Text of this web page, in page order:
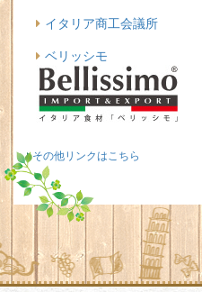
イタリア商工会議所
ベリッシモ
その他リンクはこちら